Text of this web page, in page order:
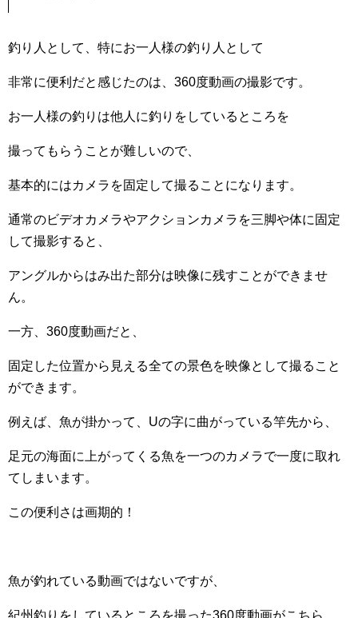
釣り人として、特にお一人様の釣り人として
非常に便利だと感じたのは、360度動画の撮影です。
お一人様の釣りは他人に釣りをしているところを
撮ってもらうことが難しいので、
基本的にはカメラを固定して撮ることになります。
通常のビデオカメラやアクションカメラを三脚や体に固定
して撮影すると、
アングルからはみ出た部分は映像に残すことができませ
ん。
一方、360度動画だと、
固定した位置から見える全ての景色を映像として撮ること
ができます。
例えば、魚が掛かって、Uの字に曲がっている竿先から、
足元の海面に上がってくる魚を一つのカメラで一度に取れ
てしまいます。
この便利さは画期的！
魚が釣れている動画ではないですが、
紀州釣りをしているところを撮った360度動画がこちら。